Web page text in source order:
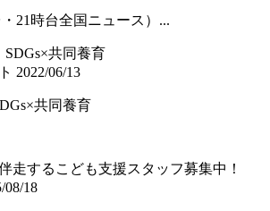
21時台全国ニュース）...
2022/06/13
共同養育
08/18